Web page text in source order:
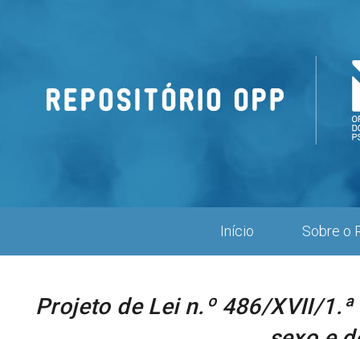
Início Sobre o
Projeto de Lei n.º 486/XVII/